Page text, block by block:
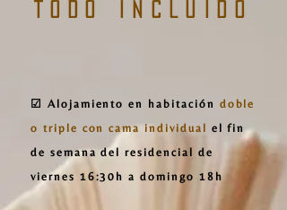
TODO INCLUIDO
☑ Alojamiento en habitación doble
o triple con cama individual el fin
de semana del residencial de
viernes 16:30h a domingo 18h